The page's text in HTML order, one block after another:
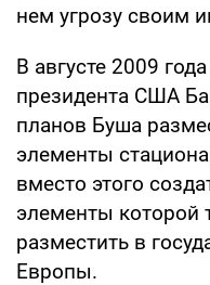
нем угрозу своим
В августе 2009
президента США
планов Буша
элементы
вместо этого
элементы которой
разместить в
Европы.